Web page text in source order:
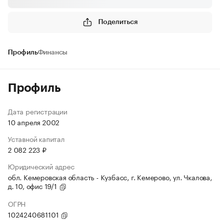
Поделиться
ПрофильФинансы
Профиль
Дата регистрации
10 апреля 2002
Уставной капитал
2 082 223 ₽
Юридический адрес
обл. Кемеровская область - Кузбасс, г. Кемерово, ул. Чкалова,
д. 10, офис 19/1
ОГРН
1024240681101